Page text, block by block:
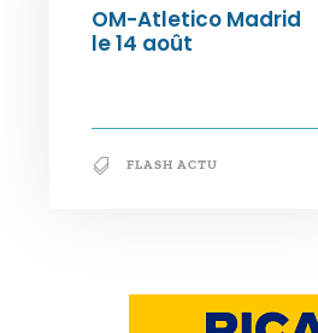
OM-Atletico Madrid
le 14 août
FLASH ACTU